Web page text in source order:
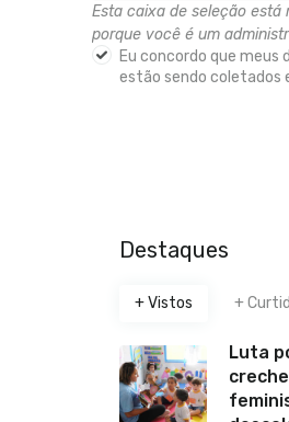
Esta caixa de seleção está
porque você é um
Eu concordo que meus
estão sendo coletados
Destaques
+ Vistos +
Luta